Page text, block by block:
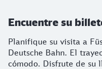
Encuentre su
Planifique su visita a
Deutsche Bahn. El
cómodo. Disfrute de su